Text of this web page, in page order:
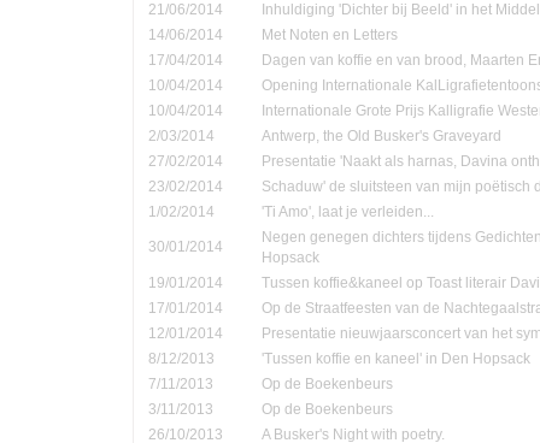
21/06/2014
Inhuldiging 'Dichter bij Beeld' in het
14/06/2014
Met Noten en Letters
17/04/2014
Dagen van koffie en van brood, Maarten
10/04/2014
Opening Internationale
10/04/2014
Internationale Grote Prijs Kalligrafie
2/03/2014
Antwerp, the Old Busker's Graveyard
27/02/2014
Presentatie 'Naakt als harnas, Davina
23/02/2014
Schaduw' de sluitsteen van mijn poëtisch
1/02/2014
'Ti Amo', laat je verleiden...
30/01/2014
Negen genegen dichters tijdens
Hopsack
19/01/2014
Tussen koffie&kaneel op Toast literair
17/01/2014
Op de Straatfeesten van de
12/01/2014
Presentatie nieuwjaarsconcert van het
8/12/2013
'Tussen koffie en kaneel' in Den Hopsack
7/11/2013
Op de Boekenbeurs
3/11/2013
Op de Boekenbeurs
26/10/2013
A Busker's Night with poetry.